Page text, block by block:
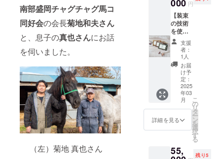
南部盛岡チャグチャグ馬コ
同好会の会長菊地和夫さん
と、息子の真也さんにお話
を伺いました。
（左）菊地 真也さん
色・
緑・黒
※革色は
選択で
きませ
ん。 ※
実際の
鼻隠し
とサイ
ズは異
なりま
す。 ※
リター
ン品の
ため、
住所・
号は必
るブラ
ンドで
す。 ・
サイ
ズ：縦
約7.5
㎝・横
約9㎝・
幅約1㎝
・全３
色：
黄・
緑・茶
※申込時
に色を
表面は
ル
ン）」B
型就労
支援事
業所で
農用馬
の世話
や装束
製作を
行う
「（一
社）い
わてひ
だまり
農園」
作の技
000 円
【装束
の技術
を使っ
た革小
物
「RU.R
U.Q（ル
ン）」
パス
ケース
＆キー
リング
セット
（各1
点）】
U.Q（ル
ル
支援
者：
1人
お届
け予
定：
2025
年03
月
詳細を見る
こ
の
リ
タ
ー
ン
を
選
択
す
る
55, 残り5